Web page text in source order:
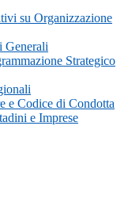
su Organizzazione
Generali
Strategico
e Codice di Condotta
e Imprese